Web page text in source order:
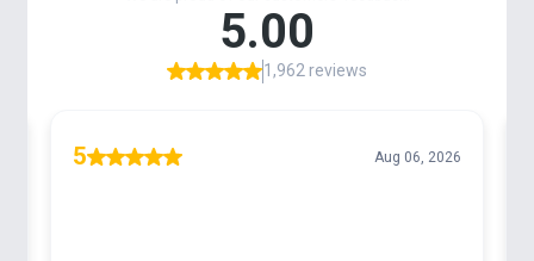
forrása, hogy melyik a jó méret? A kicsi vagy a Mega?
Nem tudtuk eldönteni, ezért tettünk mindkettőből
a tégelyekbe. Így a csali méretét is a halak
16 kukoricaszem található. Ezek közül 8 db normál